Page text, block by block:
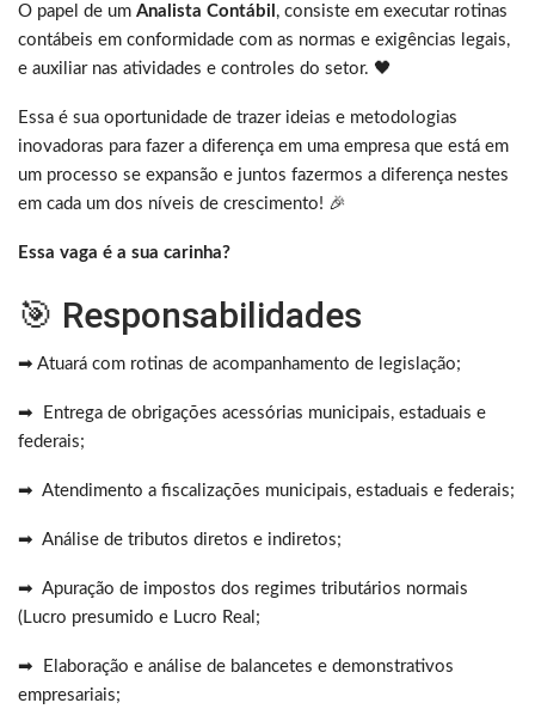
O papel de um Analista Contábil , consiste em executar rotinas
contábeis em conformidade com as normas e exigências legais,
e auxiliar nas atividades e controles do setor. 🖤
Essa é sua oportunidade de trazer ideias e metodologias
inovadoras para fazer a diferença em uma empresa que está em
um processo se expansão e juntos fazermos a diferença nestes
em cada um dos níveis de crescimento! 🎉
Essa vaga é a sua carinha?
🎯 Responsabilidades
➡ Atuará com rotinas de acompanhamento de legislação;
➡ Entrega de obrigações acessórias municipais, estaduais e
federais;
➡ Atendimento a fiscalizações municipais, estaduais e federais;
➡ Análise de tributos diretos e indiretos;
➡ Apuração de impostos dos regimes tributários normais
(Lucro presumido e Lucro Real;
➡ Elaboração e análise de balancetes e demonstrativos
empresariais;